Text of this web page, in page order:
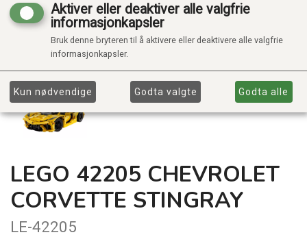
LEGO 42205 CHEVROLET
CORVETTE STINGRAY
LE-42205
Aktiver eller deaktiver alle valgfrie
informasjonkapsler
Bruk denne bryteren til å aktivere eller deaktivere alle valgfrie
informasjonkapsler.
Kun nødvendige Godta valgte Godta alle